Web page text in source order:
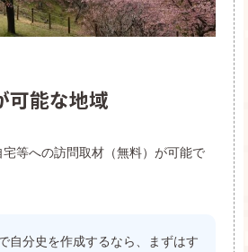
可能な地域
宅等への訪問取材（無料）が可能で
自分史を作成するなら、まずはす